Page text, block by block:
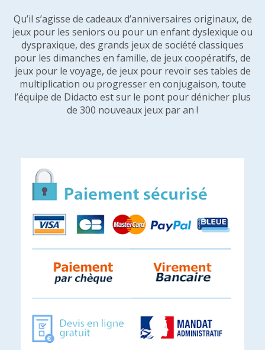
Qu’il s’agisse de cadeaux d’anniversaires originaux, de
jeux pour les seniors ou pour un enfant dyslexique ou
dyspraxique, des grands jeux de société classiques
pour les dimanches en famille, de jeux coopératifs, de
jeux pour le voyage, de jeux pour revoir ses tables de
multiplication ou progresser en conjugaison, toute
l’équipe de Didacto est sur le pont pour dénicher plus
de 300 nouveaux jeux par an !